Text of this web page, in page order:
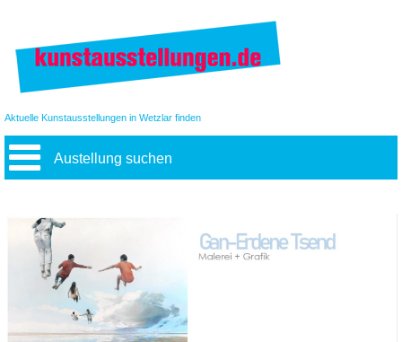
Aktuelle Kunstausstellungen in Wetzlar finden
Austellung suchen